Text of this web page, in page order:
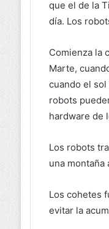
que el de la
día. Los
Comienza la
Marte,
cuando el
robots
hardware de
Los robots
una montaña
Los cohetes
evitar la